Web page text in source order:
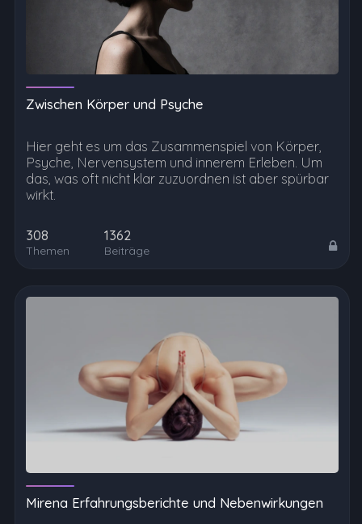
Zwischen Körper und Psyche
Hier geht es um das Zusammenspiel von Körper,
Psyche, Nervensystem und innerem Erleben. Um
das, was oft nicht klar zuzuordnen ist aber spürbar
wirkt.
308
Themen
1362
Beiträge
Mirena Erfahrungsberichte und Nebenwirkungen